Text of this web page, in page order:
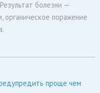
болезни —
органическое поражение